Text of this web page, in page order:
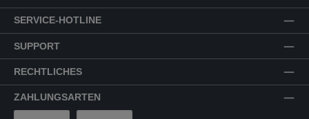
SERVICE-HOTLINE
SUPPORT
RECHTLICHES
ZAHLUNGSARTEN